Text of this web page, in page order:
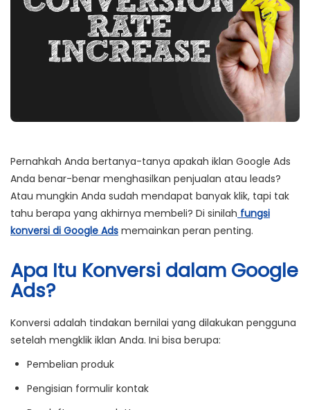
Pernahkah Anda bertanya-tanya apakah iklan Google Ads
Anda benar-benar menghasilkan penjualan atau leads?
Atau mungkin Anda sudah mendapat banyak klik, tapi tak
tahu berapa yang akhirnya membeli? Di sinilah fungsi
konversi di Google Ads memainkan peran penting.
Apa Itu Konversi dalam Google
Ads?
Konversi adalah tindakan bernilai yang dilakukan pengguna
setelah mengklik iklan Anda. Ini bisa berupa:
Pembelian produk
Pengisian formulir kontak